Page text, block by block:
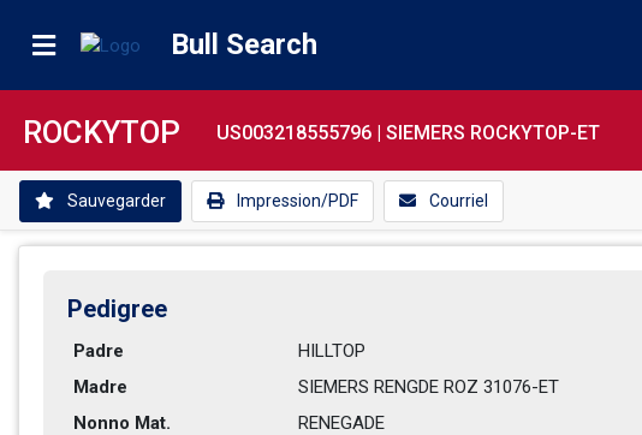
Bull Search
ROCKYTOP US003218555796 | SIEMERS ROCKYTOP-ET
Sauvegarder Impression/PDF Courriel
Pedigree
Padre
HILLTOP
Madre
SIEMERS RENGDE ROZ 31076-ET
Nonno Mat.
RENEGADE